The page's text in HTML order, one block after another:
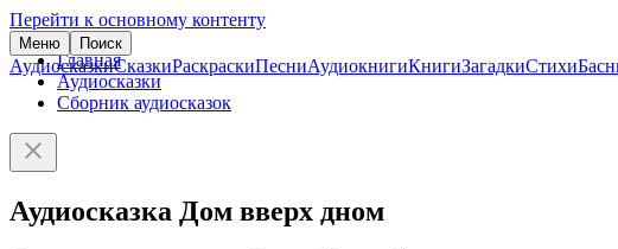
Перейти к основному контенту
Меню Поиск
АудиосказкиСказкиРаскраскиПесниАудиокнигиКнигиЗагадкиСтихи
Главная
Аудиосказки
Сборник аудиосказок
Аудиосказка Дом вверх дном